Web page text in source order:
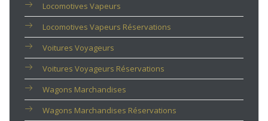
Locomotives Vapeurs
Locomotives Vapeurs Réservations
Voitures Voyageurs
Voitures Voyageurs Réservations
Wagons Marchandises
Wagons Marchandises Réservations